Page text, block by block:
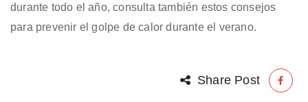
durante todo el año, consulta también estos consejos
para prevenir el golpe de calor durante el verano.
Share Post